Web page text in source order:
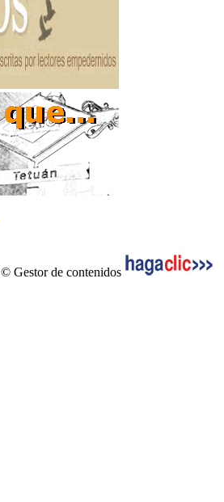
© Gestor de contenidos